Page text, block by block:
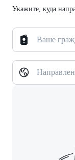
Укажите, куда
Ваше